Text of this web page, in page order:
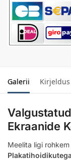
Galerii Kirjeldus
Ekraanide
Meelita ligi
Plakatihoidikutega